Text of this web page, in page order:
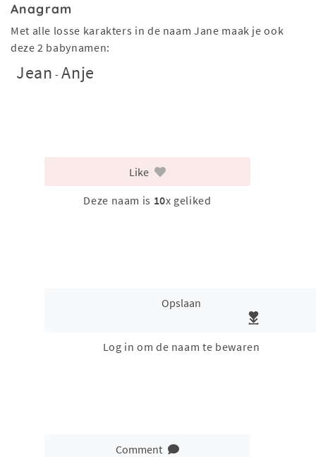
Anagram
Met alle losse karakters in de naam Jane maak je ook
deze 2 babynamen:
Jean -Anje
Like
Deze naam is 10x geliked
Opslaan
Log in om de naam te bewaren
Comment